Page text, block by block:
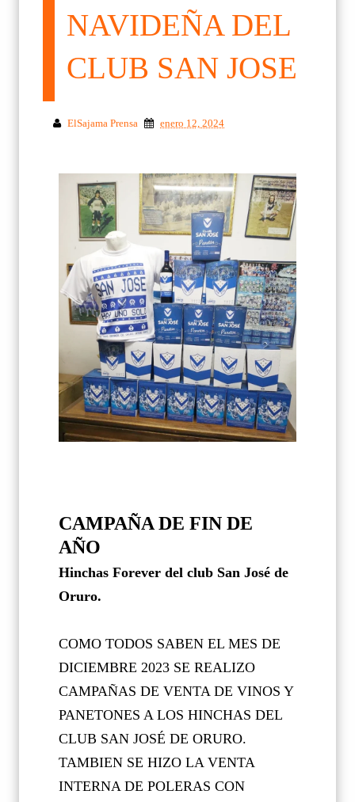
NAVIDEÑA DEL
CLUB SAN JOSE
ElSajama Prensa enero 12, 2024
CAMPAÑA DE FIN DE
AÑO
Hinchas Forever del club San José de
Oruro.
COMO TODOS SABEN EL MES DE
DICIEMBRE 2023 SE REALIZO
CAMPAÑAS DE VENTA DE VINOS Y
PANETONES A LOS HINCHAS DEL
CLUB SAN JOSÉ DE ORURO.
TAMBIEN SE HIZO LA VENTA
INTERNA DE POLERAS CON